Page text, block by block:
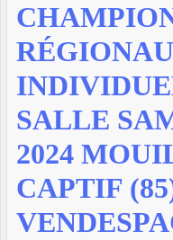
SALLE
2024
CAPTIF